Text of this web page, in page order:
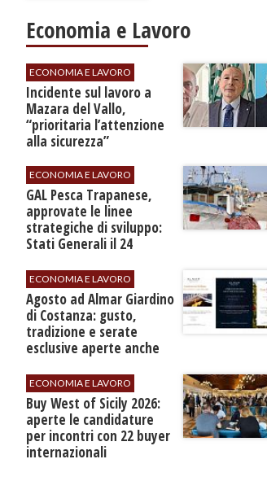
Economia e Lavoro
ECONOMIA E LAVORO
​Incidente sul lavoro a
Mazara del Vallo,
“prioritaria l’attenzione
alla sicurezza”
ECONOMIA E LAVORO
GAL Pesca Trapanese,
approvate le linee
strategiche di sviluppo:
Stati Generali il 24
ECONOMIA E LAVORO
Agosto ad Almar Giardino
di Costanza: gusto,
tradizione e serate
esclusive aperte anche
ECONOMIA E LAVORO
Buy West of Sicily 2026:
aperte le candidature
per incontri con 22 buyer
internazionali